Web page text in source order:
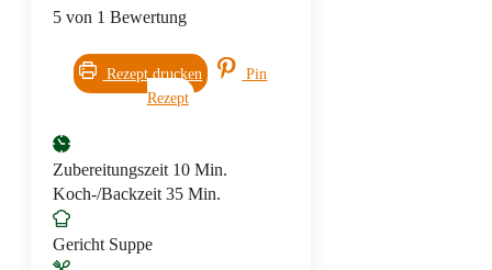
5 von 1 Bewertung
Rezept drucken
Pin
Rezept
Zubereitungszeit 10Minuten
Min.
Koch-/Backzeit35Minuten
Min.
Gericht Suppe